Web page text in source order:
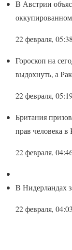
В Австрии
22 февраля, 05:38
Гороскоп на
выдохнуть, а
22 февраля,
Британия
прав человека в
22 февраля,
В Нидерландах
22 февраля, 04:03